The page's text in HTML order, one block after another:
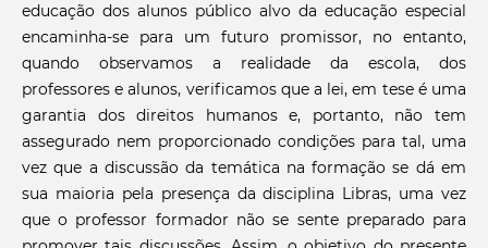
educação dos alunos público alvo da educação especial
encaminha-se para um futuro promissor, no entanto,
quando observamos a realidade da escola, dos
professores e alunos, verificamos que a lei, em tese é uma
garantia dos direitos humanos e, portanto, não tem
assegurado nem proporcionado condições para tal, uma
vez que a discussão da temática na formação se dá em
sua maioria pela presença da disciplina Libras, uma vez
que o professor formador não se sente preparado para